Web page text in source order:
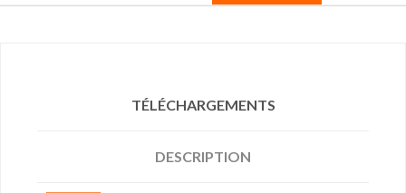
TÉLÉCHARGEMENTS
DESCRIPTION